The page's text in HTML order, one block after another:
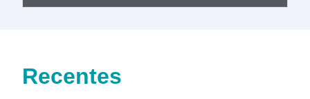
Recentes